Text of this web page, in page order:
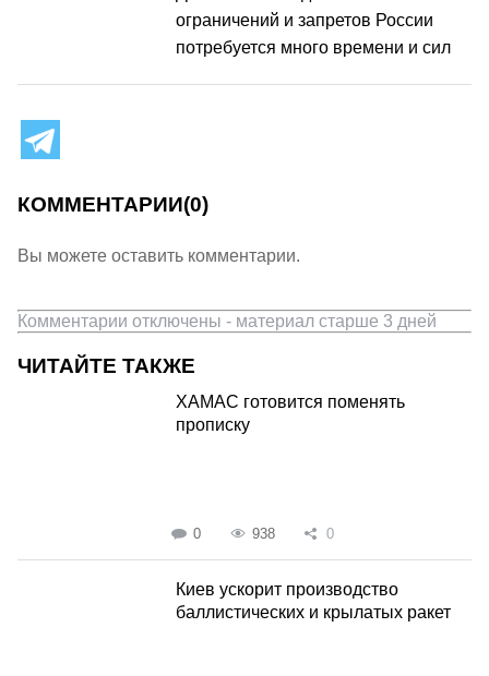
ограничений и запретов России
потребуется много времени и сил
КОММЕНТАРИИ(0)
Вы можете оставить комментарии.
Комментарии отключены - материал старше 3 дней
ЧИТАЙТЕ ТАКЖЕ
ХАМАС готовится поменять
прописку
0 938 0
Киев ускорит производство
баллистических и крылатых ракет